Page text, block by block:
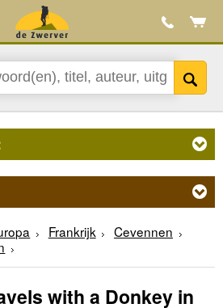
Frankrijk
Cevennen
with a Donkey in